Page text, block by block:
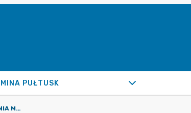
PUŁTUSK
UMOWA NR 687/2023 DOT. WYKONANIA MONTAŻU DODATKOWEJ 1 SZT. OPRAWY OŚWIETLENIA ULICZNEGO WE WSI TRZCINIEC